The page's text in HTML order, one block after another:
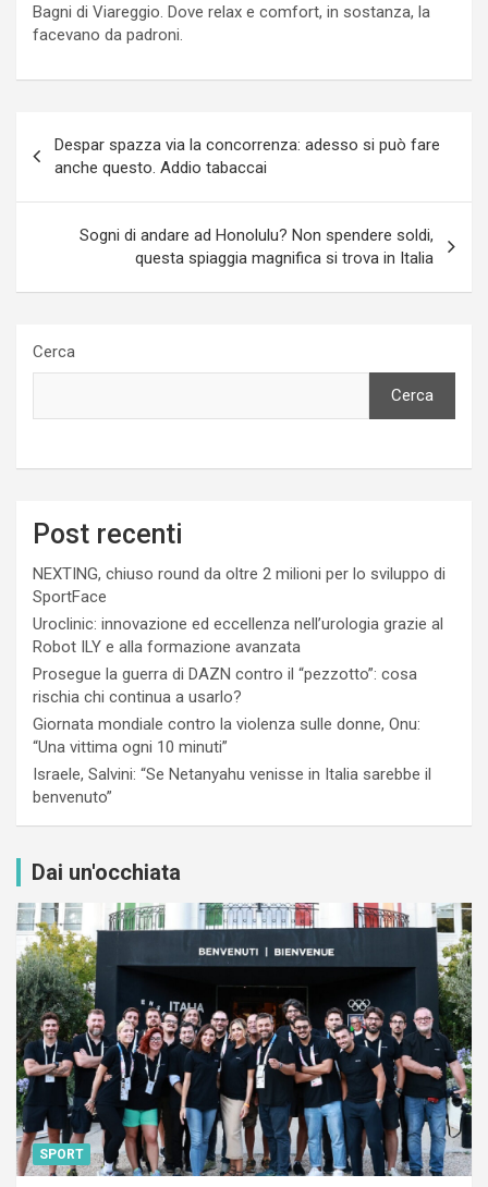
Bagni di Viareggio. Dove relax e comfort, in sostanza, la
facevano da padroni.
articoli
Despar spazza via la concorrenza: adesso si può fare
anche questo. Addio tabaccai
Sogni di andare ad Honolulu? Non spendere soldi,
questa spiaggia magnifica si trova in Italia
Cerca
Cerca
Post recenti
NEXTING, chiuso round da oltre 2 milioni per lo sviluppo di
SportFace
Uroclinic: innovazione ed eccellenza nell’urologia grazie al
Robot ILY e alla formazione avanzata
Prosegue la guerra di DAZN contro il “pezzotto”: cosa
rischia chi continua a usarlo?
Giornata mondiale contro la violenza sulle donne, Onu:
“Una vittima ogni 10 minuti”
Israele, Salvini: “Se Netanyahu venisse in Italia sarebbe il
benvenuto”
Dai un'occhiata
SPORT